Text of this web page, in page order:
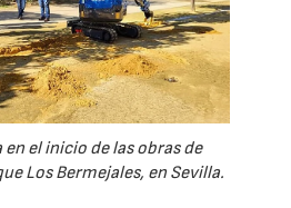
el inicio de las obras de
Los Bermejales, en Sevilla.